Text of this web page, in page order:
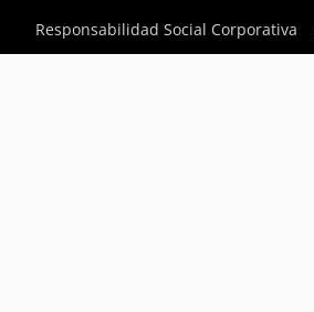
Responsabilidad Social Corporativa